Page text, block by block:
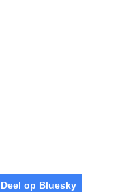
Deel op Bluesky